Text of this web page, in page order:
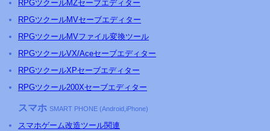
RPGツクールMZセーブエディター
RPGツクールMVセーブエディター
RPGツクールMVファイル変換ツール
RPGツクールVX/Aceセーブエディター
RPGツクールXPセーブエディター
RPGツクール200Xセーブエディター
スマホ SMART PHONE (Android,iPhone)
スマホゲーム改造ツール関連